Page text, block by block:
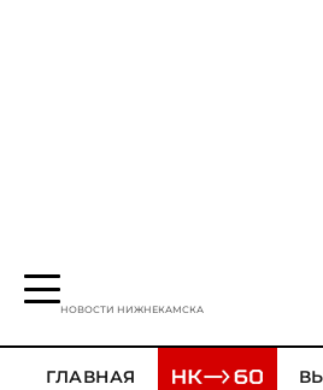
НОВОСТИ НИЖНЕКАМСКА
ГЛАВНАЯ